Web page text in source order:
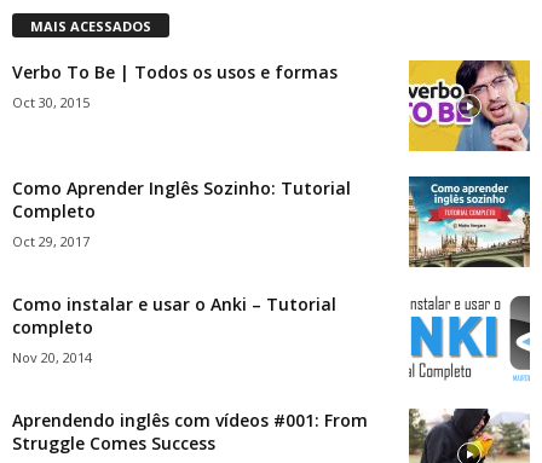
MAIS ACESSADOS
Verbo To Be | Todos os usos e formas
Oct 30, 2015
Como Aprender Inglês Sozinho: Tutorial
Completo
Oct 29, 2017
Como instalar e usar o Anki – Tutorial
completo
Nov 20, 2014
Aprendendo inglês com vídeos #001: From
Struggle Comes Success